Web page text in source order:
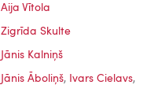
Aija Vītola
Zigrīda Skulte
Jānis Kalniņš
Jānis Āboliņš, Ivars Cielavs,